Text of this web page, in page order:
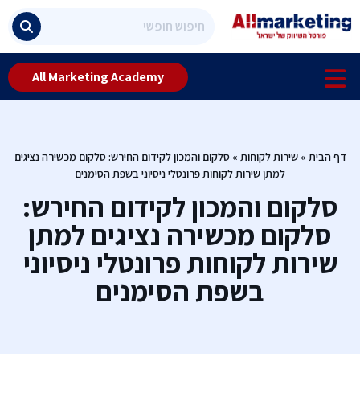
All Marketing Academy
דף הבית »שירות לקוחות »סלקום והמכון לקידום החירש: סלקום מכשירה נציגים
למתן שירות לקוחות פרונטלי ניסיוני בשפת הסימנים
סלקום והמכון לקידום החירש:
סלקום מכשירה נציגים למתן
שירות לקוחות פרונטלי ניסיוני
בשפת הסימנים